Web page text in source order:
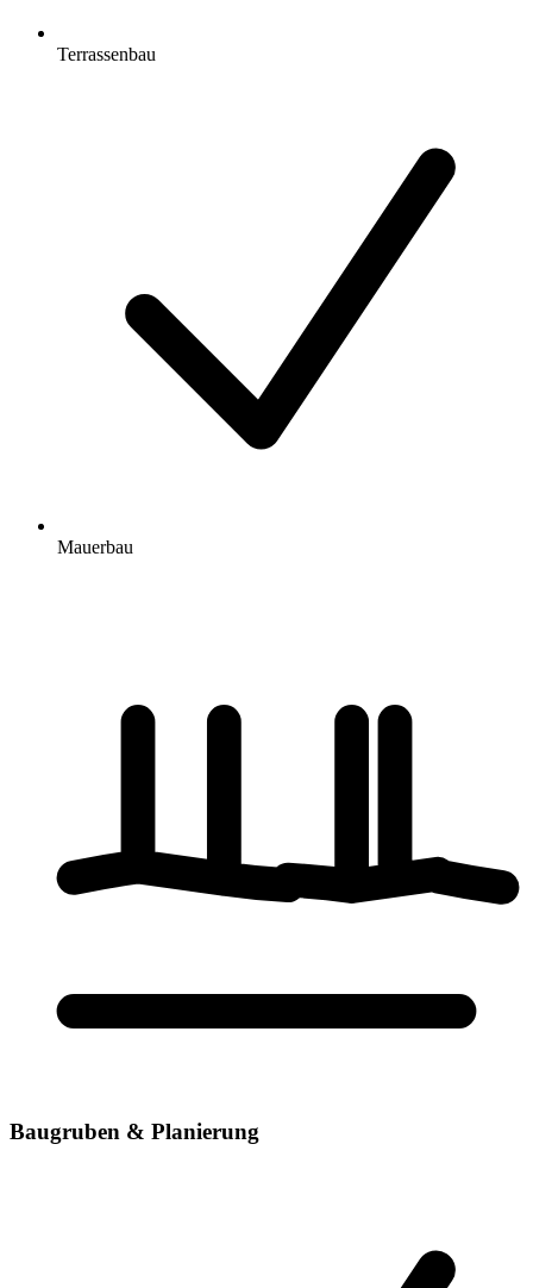
Terrassenbau
Mauerbau
Baugruben & Planierung